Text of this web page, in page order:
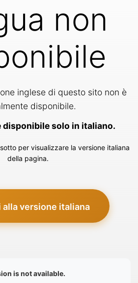
non
inglese di questo sito non è
disponibile.
disponibile solo in italiano.
per visualizzare la versione italiana
della pagina.
alla versione italiana
is not available.